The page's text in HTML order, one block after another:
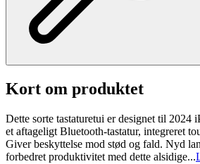
Kort om produktet
Dette sorte tastaturetui er designet til 2024
et aftageligt Bluetooth-tastatur, integreret
Giver beskyttelse mod stød og fald. Nyd
forbedret produktivitet med dette alsidige...